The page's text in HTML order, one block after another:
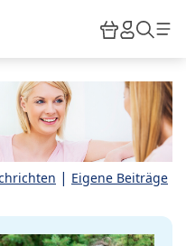
HiPP
| Eigene Beiträge